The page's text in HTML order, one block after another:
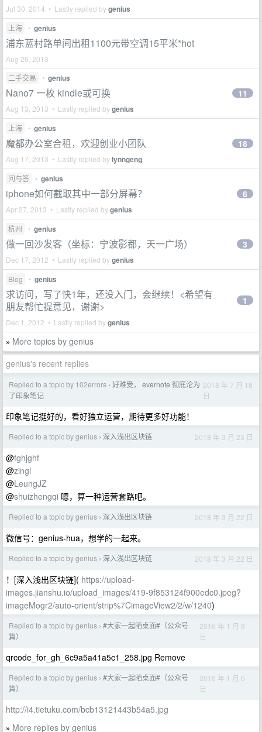
Jul 30, 2014 • Lastly replied bygenius
上海 • genius
浦东蓝村路单间出租1100元带空调15平米*hot
Aug 26, 2013
二手交易
• genius
Nano7 一枚 kindle或可换
Aug 13, 2013 • Lastly replied bygenius
11
上海 • genius
魔都办公室合租，欢迎创业小团队
Aug 17, 2013 • Lastly replied bylynngeng
18
问与答 • genius
iphone如何截取其中一部分屏幕？
Apr 27, 2013 • Lastly replied bygenius
6
杭州 • genius
做一回沙发客（坐标：宁波影都，天一广场）
Dec 17, 2012 • Lastly replied bygenius
3
Blog • genius
求访问，写了快1年，还没入门，会继续！<希望有
朋友帮忙提意见，谢谢>
Dec 1, 2012 • Lastly replied bygenius
1
» More topics by genius
genius's recent replies
Replied to a topic by 102errors › 好难受， evernote 彻底沦为
了印象笔记
2018 年 7 月 18
日
印象笔记挺好的，看好独立运营，期待更多好功能！
Replied to a topic by genius › 深入浅出区块链 2018 年 3 月 23 日
@fghjghf
@zingl
@LeungJZ
@shuizhengqi 嗯，算一种运营套路吧。
Replied to a topic by genius › 深入浅出区块链 2018 年 3 月 22 日
微信号：genius-hua，想学的一起来。
Replied to a topic by genius › 深入浅出区块链 2018 年 3 月 22 日
！[深入浅出区块链]( https://upload-
images.jianshu.io/upload_images/419-9f853124f900edc0.jpeg?
imageMogr2/auto-orient/strip%7CimageView2/2/w/1240)
Replied to a topic by genius › #大家一起晒桌面#（公众号
篇）
2016 年 1 月 6
日
qrcode_for_gh_6c9a5a41a5c1_258.jpg Remove
Replied to a topic by genius › #大家一起晒桌面#（公众号
篇）
2016 年 1 月 6
日
http://i4.tietuku.com/bcb13121443b54a5.jpg
» More replies by genius